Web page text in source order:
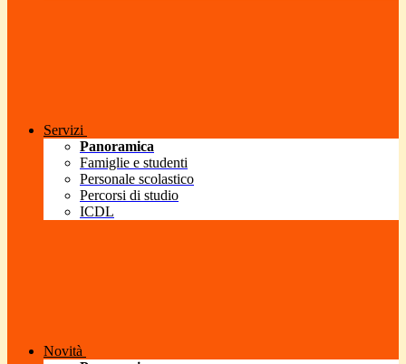
Servizi
Panoramica
Famiglie e studenti
Personale scolastico
Percorsi di studio
ICDL
Novità